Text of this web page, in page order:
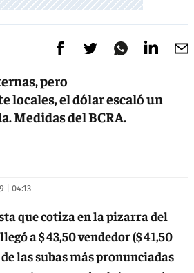
pero
locales, el dólar escaló un
Medidas del BCRA.
| 04:13
que cotiza en la pizarra del
a $ 43,50 vendedor ($ 41,50
las subas más pronunciadas